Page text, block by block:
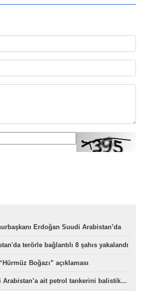
Erdoğan Suudi Arabistan’da
terörle bağlantılı 8 şahıs yakalandı
Boğazı” açıklaması
Arabistan’a ait petrol tankerini balistik…